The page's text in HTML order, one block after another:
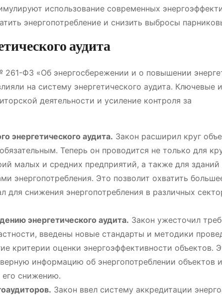
использование современных
энергопотребление и снизить выбросы
аудита
ФЗ «Об энергосбережении и о повышении
на систему энергетического аудита․ Ключевые
деятельности и усиление контроля за
энергетического аудита․ Закон расширил круг
Теперь он проводится не только для
малых и средних предприятий, а также для зданий
энергопотребления․ Это позволит охватить
для снижения энергопотребления в различных
энергетического аудита․ Закон ужесточил
введены новые стандарты и методики
критерии оценки энергоэффективности объектов․
информацию об энергопотреблении объектов и
снижению․
Закон ввел систему аккредитации